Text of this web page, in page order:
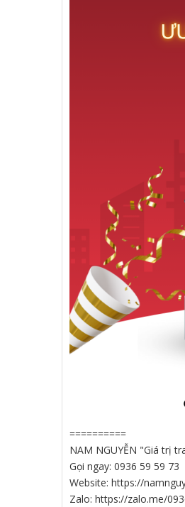
==========
NAM NGUYỄN "Giá trị
Gọi ngay: 0936 59 59 73
Website: https://
Zalo: https://zalo.me/